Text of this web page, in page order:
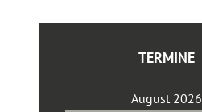
TERMINE
August 2026